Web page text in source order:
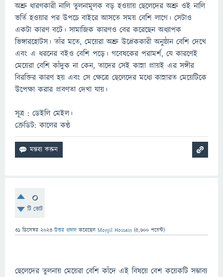
অশ্রু ধারণকারী নালি তুলনামূলক বড় হওয়ায় ছেলেদের অশ্রু ওই নালি
ভর্তি হওয়ার পর উপচে বাইরে আসতে সময় বেশি লাগে। সেটাও
একটা কারণ বটে। সামাজিক কারণও বের করেছেন অধ্যাপক
ভিঙ্গারহোটস। তাঁর মতে, মেয়েরা অশ্রু উদ্রেককারী অনুষ্ঠান বেশি দেখে
এবং এ ধরনের বইও বেশি পড়ে। গবেষকের পরামর্শ, যে কারণেই
মেয়েরা বেশি কাঁদুক না কেন, তাদের সেই কান্না প্রায়ই এর সঙ্গীর
বিরক্তির কারণ হয় এবং সে ক্ষেত্রে ছেলেদের মধ্যে কান্নারত মেয়েটিকে
উপেক্ষা করার প্রবণতা দেখা যায়।
সূত্র : ডেইলি মেইল।
ক্রেডিট: কালের কণ্ঠ
0
টি ভোট
31 ডিসেম্বর 2023 উত্তর প্রদান করেছেন Monjil Hossain (5,600 পয়েন্ট)
ছেলেদের তুলনায় মেয়েরা বেশি কাঁদে এই বিষয়ে বেশ কয়েকটি সম্ভাব্য